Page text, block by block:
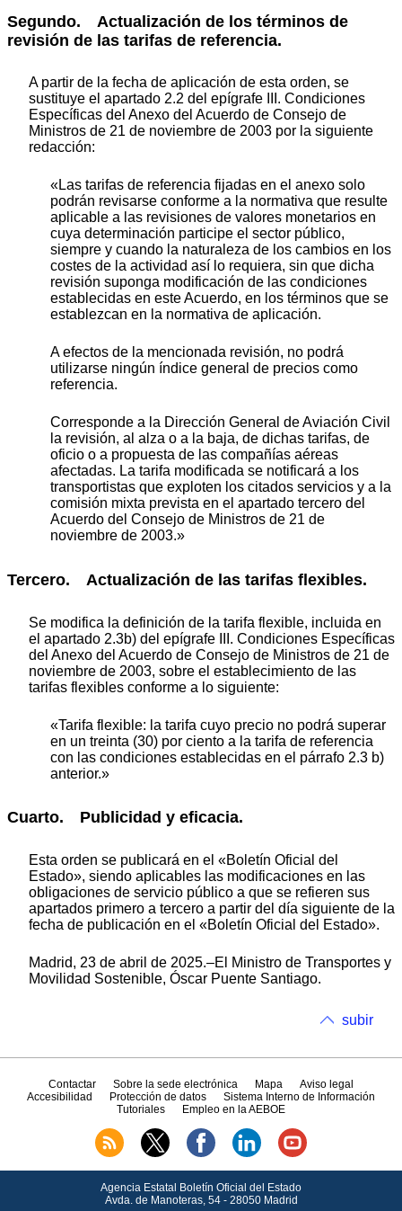
Segundo. Actualización de los términos de
revisión de las tarifas de referencia.
A partir de la fecha de aplicación de esta orden, se
sustituye el apartado 2.2 del epígrafe III. Condiciones
Específicas del Anexo del Acuerdo de Consejo de
Ministros de 21 de noviembre de 2003 por la siguiente
redacción:
«Las tarifas de referencia fijadas en el anexo solo
podrán revisarse conforme a la normativa que resulte
aplicable a las revisiones de valores monetarios en
cuya determinación participe el sector público,
siempre y cuando la naturaleza de los cambios en los
costes de la actividad así lo requiera, sin que dicha
revisión suponga modificación de las condiciones
establecidas en este Acuerdo, en los términos que se
establezcan en la normativa de aplicación.
A efectos de la mencionada revisión, no podrá
utilizarse ningún índice general de precios como
referencia.
Corresponde a la Dirección General de Aviación Civil
la revisión, al alza o a la baja, de dichas tarifas, de
oficio o a propuesta de las compañías aéreas
afectadas. La tarifa modificada se notificará a los
transportistas que exploten los citados servicios y a la
comisión mixta prevista en el apartado tercero del
Acuerdo del Consejo de Ministros de 21 de
noviembre de 2003.»
Tercero. Actualización de las tarifas flexibles.
Se modifica la definición de la tarifa flexible, incluida en
el apartado 2.3b) del epígrafe III. Condiciones Específicas
del Anexo del Acuerdo de Consejo de Ministros de 21 de
noviembre de 2003, sobre el establecimiento de las
tarifas flexibles conforme a lo siguiente:
«Tarifa flexible: la tarifa cuyo precio no podrá superar
en un treinta (30) por ciento a la tarifa de referencia
con las condiciones establecidas en el párrafo 2.3 b)
anterior.»
Cuarto. Publicidad y eficacia.
Esta orden se publicará en el «Boletín Oficial del
Estado», siendo aplicables las modificaciones en las
obligaciones de servicio público a que se refieren sus
apartados primero a tercero a partir del día siguiente de la
fecha de publicación en el «Boletín Oficial del Estado».
Madrid, 23 de abril de 2025.–El Ministro de Transportes y
Movilidad Sostenible, Óscar Puente Santiago.
subir
Contactar Sobre la sede electrónica Mapa
Aviso legal
Accesibilidad
Protección de datos
Sistema Interno de Información
Tutoriales
Empleo en la AEBOE
Agencia Estatal Boletín Oficial del Estado
Avda.de Manoteras, 54 - 28050 Madrid